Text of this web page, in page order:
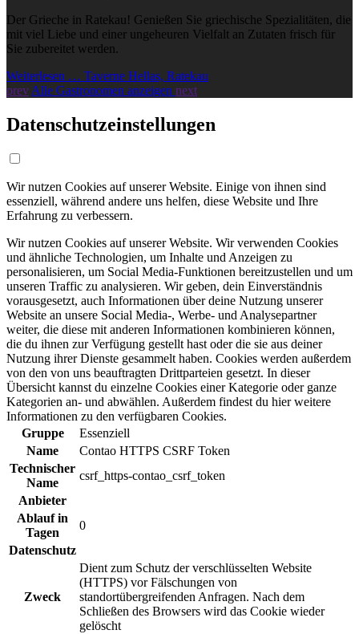
Der Grieche in Ratekau! Genießen Sie griechische Spezialitäten, die
mit viel Liebe und einer ungeheuren Vielfalt an Zutaten frisch für
Sie zubereitet werden.
Weiterlesen … Taverne Hellas, Ratekau
prev Alle Gastronomen anzeigen next
Datenschutzeinstellungen
Wir nutzen Cookies auf unserer Website. Einige von ihnen sind
essenziell, während andere uns helfen, diese Website und Ihre
Erfahrung zu verbessern.
Wir nutzen Cookies auf unserer Website. Wir verwenden Cookies
und ähnliche Technologien, um Inhalte und Anzeigen zu
personalisieren, um Social Media-Funktionen bereitzustellen und um
unseren Traffic zu analysieren. Wir geben, dein Einverständnis
vorausgesetzt, auch Informationen über deine Nutzung unserer
Website an unsere Social Media-, Werbe- und Analysepartner
weiter, die diese mit anderen Informationen kombinieren können,
die du ihnen zur Verfügung gestellt hast oder die sie aus deiner
Nutzung ihrer Dienste gesammelt haben. Cookies werden außerdem
von den von uns beauftragten Drittparteien gesetzt. In dieser
Übersicht kannst du einzelne Cookies einer Kategorie oder ganze
Kategorien an- und abwählen. Außerdem findest du hier weitere
Informationen zu den verfügbaren Cookies.
Gruppe
Essenziell
Name
Contao HTTPS CSRF Token
Technischer
Name
csrf_https-contao_csrf_token
Anbieter
Ablauf in
Tagen
0
Datenschutz
Zweck
Dient zum Schutz der verschlüsselten Website
(HTTPS) vor Fälschungen von
standortübergreifenden Anfragen. Nach dem
Schließen des Browsers wird das Cookie wieder
gelöscht